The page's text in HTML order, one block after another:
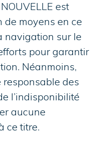
NOUVELLE est
de moyens en ce
navigation sur le
pour garantir
Néanmoins,
des
l’indisponibilité
aucune
ce titre.